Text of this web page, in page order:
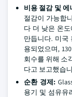
비용 절감 및
절감이 가능합
다 더 낮은 온
만듭니다. 미국
용되었으며,
회수를 위해 소
다고 보고했습
순환 경제:
용기 및 섬유유